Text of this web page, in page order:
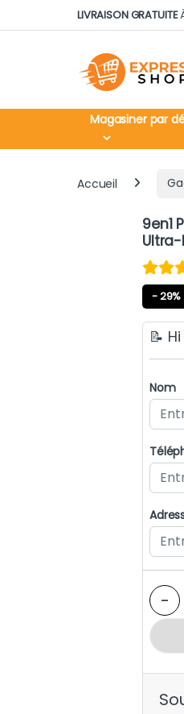
Skip to navigation
Skip to contentLIVRAISON GRATUITE
Magasiner par
Accueil
9en1
- 29%
📝
Nom
-